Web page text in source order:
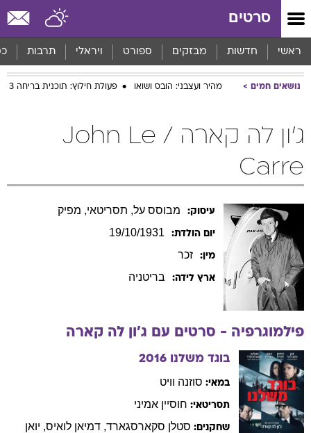
סרטים
ראשי חדשות מבזקים ספורט ויראלי תרבות
נושאים חמים מהיר ועצבני: הובס ושואו פעולת חילוץ: תוכנית בריחה 3
ג'ון לה קארה / John Le
Carre
עיסוק: מבוסס על, תסריטאי, מפיק
יום הולדת: 19/10/1931
מין: זכר
ארץ לידה: בריטניה
פילמוגרפיה - סרטים עם ג'ון לה קארה
בוגד משלנו 2016
במאי: סוזנה וויט
תסריטאי: חוסיין אמיני
שחקנים: סטלן סקארסגארד, דמיאן לואיס, יואן